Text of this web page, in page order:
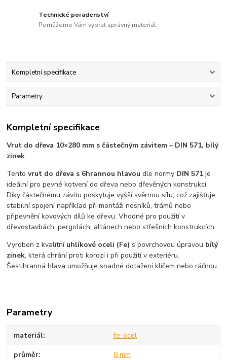
Technické poradenství
Pomůžeme Vám vybrat správný materiál.
Kompletní specifikace
Parametry
Kompletní specifikace
Vrut do dřeva 10×280 mm s částečným závitem – DIN 571, bílý
zinek
Tentovrut do dřeva s 6hrannou hlavou dle normy DIN 571 je
ideální pro pevné kotvení do dřeva nebo dřevěných konstrukcí.
Díky částečnému závitu poskytuje vyšší svěrnou sílu, což zajišťuje
stabilní spojení například při montáži nosníků, trámů nebo
připevnění kovových dílů ke dřevu. Vhodné pro použití v
dřevostavbách, pergolách, altánech nebo střešních konstrukcích.
Vyroben z kvalitní uhlíkové oceli (Fe) s povrchovou úpravou bílý
zinek, která chrání proti korozi i při použití v exteriéru.
Šestihranná hlava umožňuje snadné dotažení klíčem nebo ráčnou.
Parametry
materiál fe-ocel
průměr 8 mm